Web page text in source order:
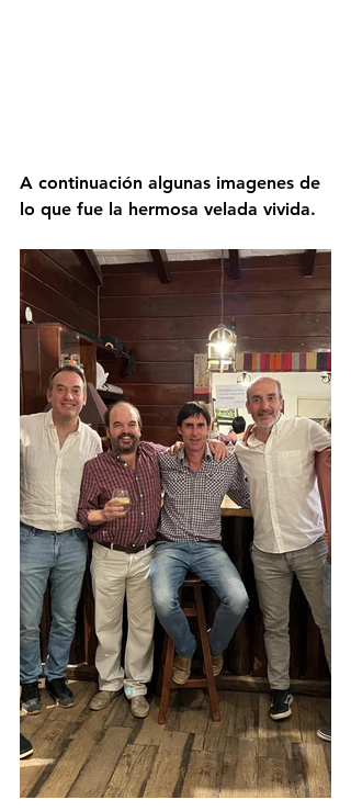
A continuación algunas imagenes de
lo que fue la hermosa velada vivida.